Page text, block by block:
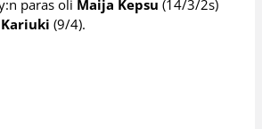
paras oli Maija Kepsu (14/3/2s)
(9/4).